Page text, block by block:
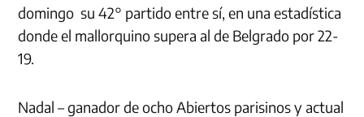
domingo su 42° partido entre sí, en una estadística
donde el mallorquino supera al de Belgrado por 22-
19.
Nadal – ganador de ocho Abiertos parisinos y actual